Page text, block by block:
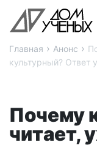
Главная › Анонс ›
культурный? Ответ
Почему
читает,